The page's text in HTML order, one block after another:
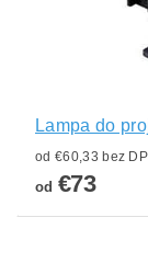
Lampa do
od €60,33 bez
od €73